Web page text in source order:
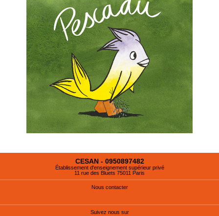
CESAN - 0950897482
Établissement d'enseignement supérieur privé
11 rue des Bluets 75011 Paris
Nous contacter
Suivez nous sur